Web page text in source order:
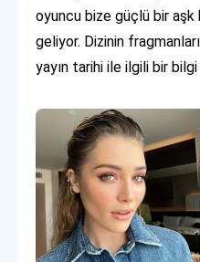
oyuncu bize güçlü bir
geliyor. Dizinin
yayın tarihi ile ilgili bir